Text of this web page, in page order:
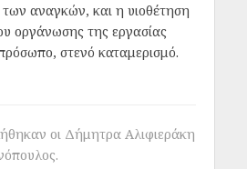
αναγκών, και η υιοθέτηση
οργάνωσης της εργασίας
στενό καταμερισμό.
οι Δήμητρα Αλιφιεράκη